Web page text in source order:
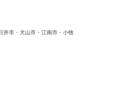
井市・犬山市・江南市・小牧